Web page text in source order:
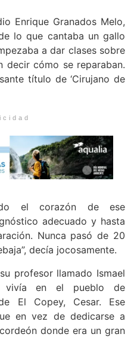
Enrique Granados Melo,
lo que cantaba un gallo
a dar clases sobre
decir cómo se reparaban.
título de ‘Cirujano de
el corazón de ese
adecuado y hasta
Nunca pasó de 20
decía jocosamente.
profesor llamado Ismael
vivía en el pueblo de
El Copey, Cesar. Ese
en vez de dedicarse a
donde era un gran